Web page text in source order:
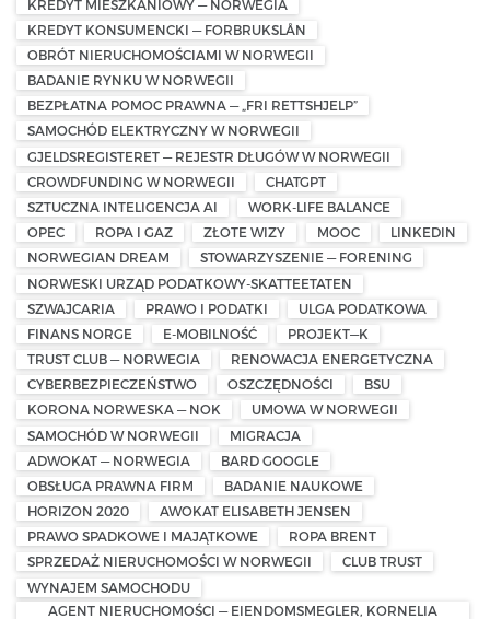
KREDYT MIESZKANIOWY — NORWEGIA
KREDYT KONSUMENCKI — FORBRUKSLÅN
OBRÓT NIERUCHOMOŚCIAMI W NORWEGII
BADANIE RYNKU W NORWEGII
BEZPŁATNA POMOC PRAWNA — „FRI RETTSHJELP”
SAMOCHÓD ELEKTRYCZNY W NORWEGII
GJELDSREGISTERET — REJESTR DŁUGÓW W NORWEGII
CROWDFUNDING W NORWEGII
CHATGPT
SZTUCZNA INTELIGENCJA AI
WORK-LIFE BALANCE
OPEC
ROPA I GAZ ZŁOTE WIZY MOOC
LINKEDIN
NORWEGIAN DREAM
STOWARZYSZENIE — FORENING
NORWESKI URZĄD PODATKOWY-SKATTEETATEN
SZWAJCARIA
PRAWO I PODATKI
ULGA PODATKOWA
FINANS NORGE
E-MOBILNOŚĆ
PROJEKT—K
TRUST CLUB — NORWEGIA
RENOWACJA ENERGETYCZNA
CYBERBEZPIECZEŃSTWO
OSZCZĘDNOŚCI
BSU
KORONA NORWESKA — NOK
UMOWA W NORWEGII
SAMOCHÓD W NORWEGII
MIGRACJA
ADWOKAT — NORWEGIA
BARD GOOGLE
OBSŁUGA PRAWNA FIRM
BADANIE NAUKOWE
HORIZON 2020
AWOKAT ELISABETH JENSEN
PRAWO SPADKOWE I MAJĄTKOWE
ROPA BRENT
SPRZEDAŻ NIERUCHOMOŚCI W NORWEGII
CLUB TRUST
WYNAJEM SAMOCHODU
AGENT NIERUCHOMOŚCI — EIENDOMSMEGLER, KORNELIA